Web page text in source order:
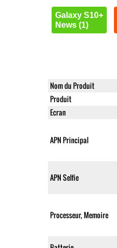
Galaxy S10+
News (1)
Nom du Produit
Produit
Ecran
APN Principal
APN Selfie
Processeur, Memoire